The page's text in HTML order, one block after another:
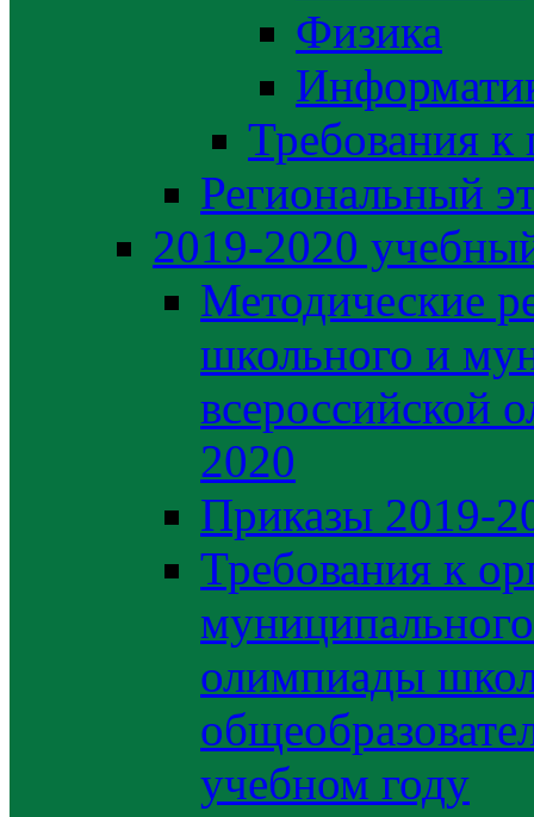
Физика
Требования
Региональный
2019-2020
Методические
школьного и
всероссийской
2020
Приказы 2019-
Требования к
олимпиады
учебном году